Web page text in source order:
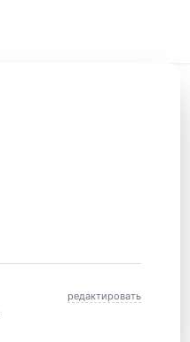
редактировать